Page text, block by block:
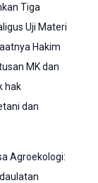
Tiga
Uji Materi
Hakim
MK dan
hak
dan
Agroekologi: